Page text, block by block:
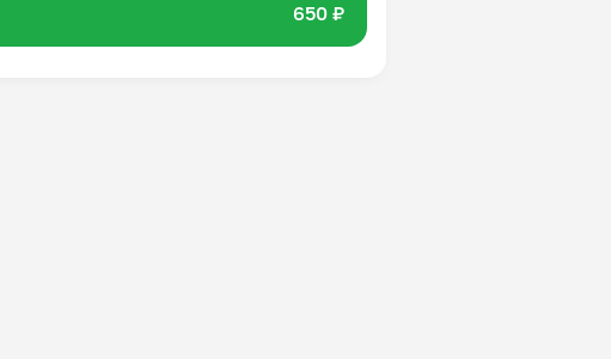
650 ₽